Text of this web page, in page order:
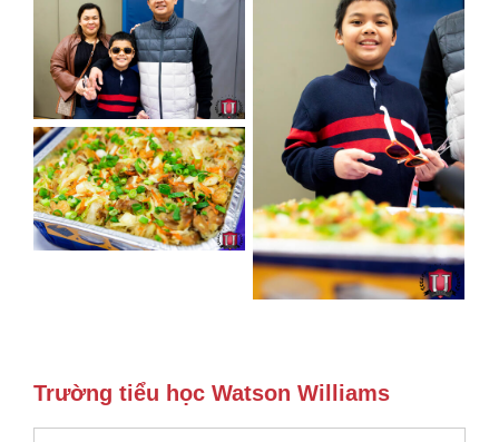
Trường tiểu học Watson Williams